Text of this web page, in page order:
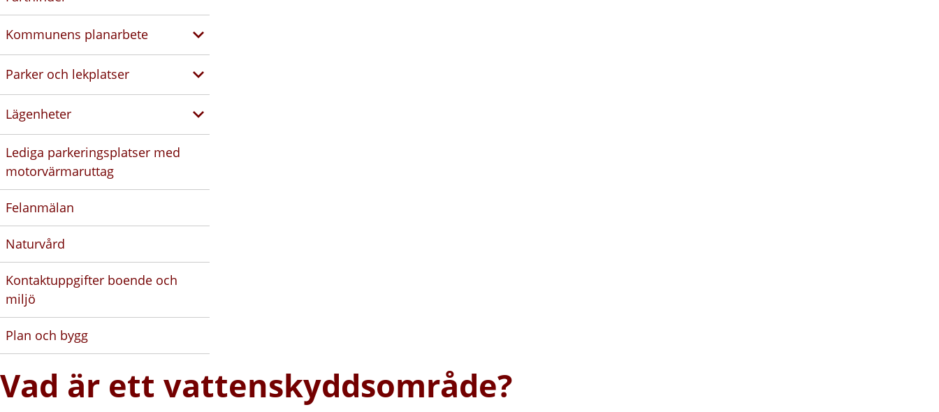
Kommunens planarbete
Parker och lekplatser
Lägenheter
Lediga parkeringsplatser med
motorvärmaruttag
Felanmälan
Naturvård
Kontaktuppgifter boende och
miljö
Plan och bygg
Vad är ett vattenskyddsområde?